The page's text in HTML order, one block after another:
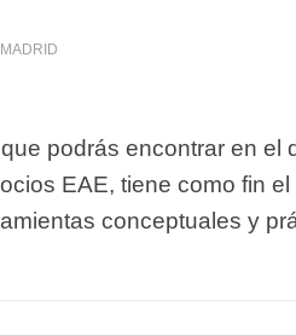
MADRID
que podrás encontrar en el
EAE, tiene como fin el
conceptuales y